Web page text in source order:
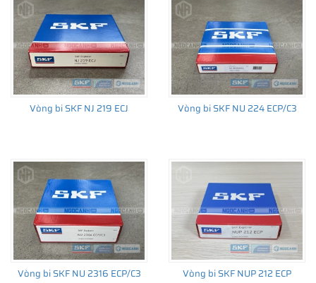
Vòng bi SKF NJ 219 ECJ Vòng bi SKF NU 224 ECP/C3
Vòng bi SKF NU 2316 ECP/C3 Vòng bi SKF NUP 212 ECP